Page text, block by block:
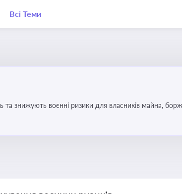
Всі Теми
знижують воєнні ризики для власників майна,